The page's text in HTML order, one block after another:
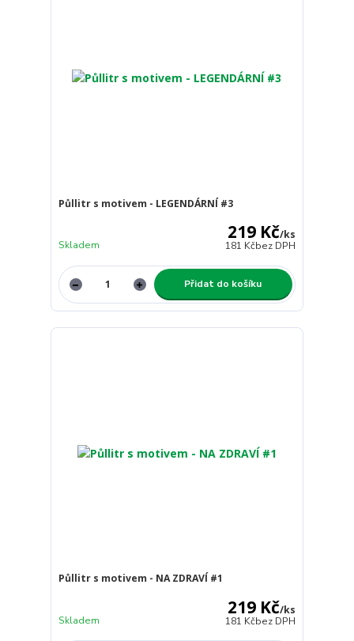
Půllitr s motivem - LEGENDÁRNÍ #3
219 Kč/ks
181 Kčbez DPH
Skladem
Přidat do košíku
Půllitr s motivem - NA ZDRAVÍ #1
219 Kč/ks
181 Kčbez DPH
Skladem